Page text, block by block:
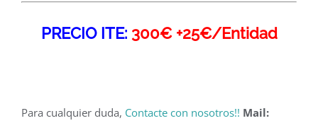
PRECIO ITE: 300€ +25€/Entidad
Para cualquier duda, Contacte con nosotros!! Mail: